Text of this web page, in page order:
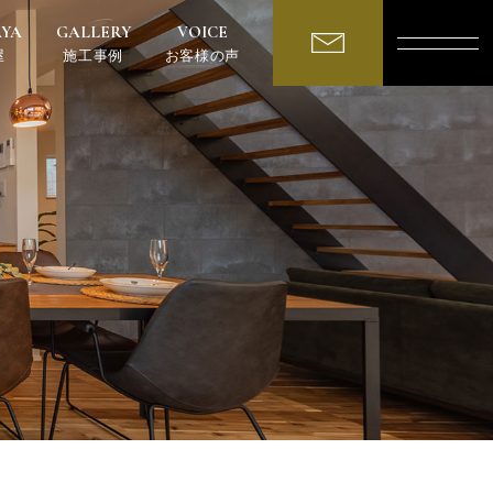
GALLERY
施工事例
VOICE
お客様の声